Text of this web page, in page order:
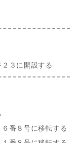
３に開設する
番８号に移転する